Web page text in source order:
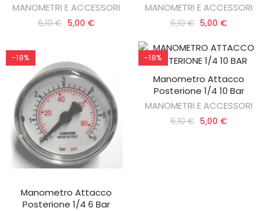
MANOMETRI E ACCESSORI
6,10 € 5,00 €
MANOMETRI E ACCESSORI
6,10 € 5,00 €
-18%
AGGIUNGI AL CARRELLO
Manometro Attacco
Posterione 1/4 6 Bar
-18%
AGGIUNGI AL CARRELLO
Manometro Attacco
Posterione 1/4 10 Bar
MANOMETRI E ACCESSORI
6,10 € 5,00 €